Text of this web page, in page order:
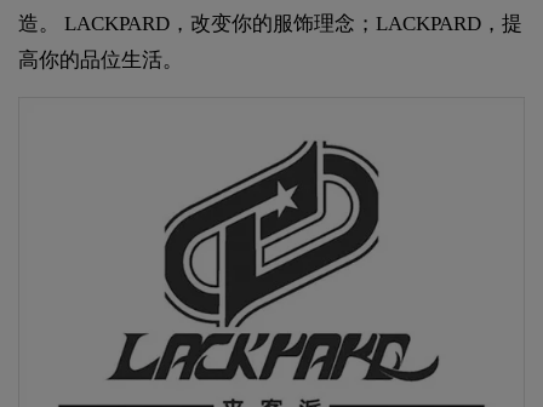
造。 LACKPARD，改变你的服饰理念；LACKPARD，提
高你的品位生活。